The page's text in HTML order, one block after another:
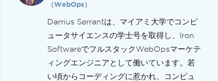
（WebOps）
Darrius Serrantは、マイアミ大学でコンピ
ュータサイエンスの学士号を取得し、Iron
SoftwareでフルスタックWebOpsマーケテ
ィングエンジニアとして働いています。若
い頃からコーディングに惹かれ、コンピュ